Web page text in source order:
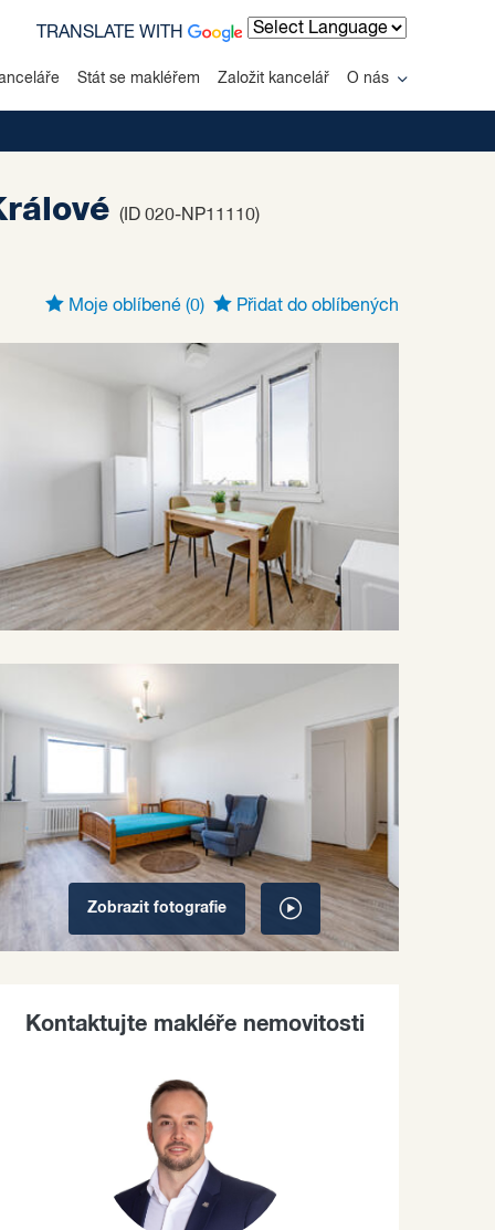
Stát se makléřem Založit kancelář O nás
TRANSLATE WITH
(ID 020-NP11110)
Moje oblíbené (0) Přidat do oblíbených
Zobrazit fotografie
Kontaktujte makléře nemovitosti